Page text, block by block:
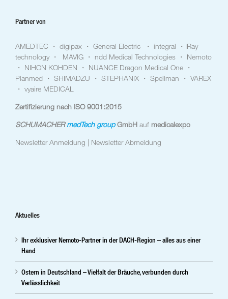
Partner von
AMEDTEC ・ digipax ・ General Electric ・ integral ・IRay
technology ・ MAVIG ・ ndd Medical Technologies ・ Nemoto
・ NIHON KOHDEN ・ NUANCE Dragon Medical One ・
Planmed ・ SHIMADZU ・ STEPHANIX ・ Spellman ・ VAREX
・ vyaire MEDICAL
Zertifizierung nach ISO 9001:2015
SCHUMACHER medTech groupGmbH auf medicalexpo
Newsletter Anmeldung | Newsletter Abmeldung
Aktuelles
Ihr exklusiver Nemoto-Partner in der DACH-Region – alles aus einer
Hand
Ostern in Deutschland – Vielfalt der Bräuche, verbunden durch
Verlässlichkeit